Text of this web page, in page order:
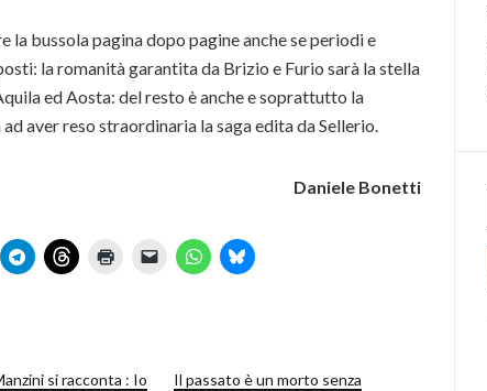
bussola pagina dopo pagine anche se periodi e
la romanità garantita da Brizio e Furio sarà la stella
ed Aosta: del resto è anche e soprattutto la
aver reso straordinaria la saga edita da Sellerio.
Daniele Bonetti
si racconta : Io
Il passato è un morto senza